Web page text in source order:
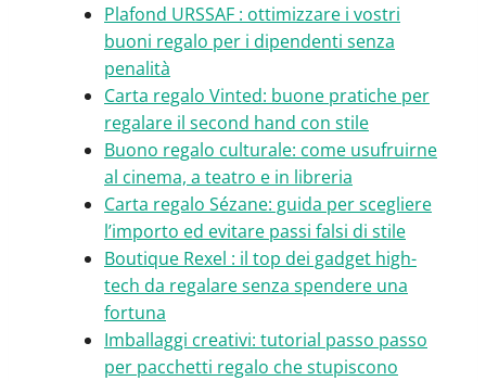
Plafond URSSAF : ottimizzare i vostri
buoni regalo per i dipendenti senza
penalità
Carta regalo Vinted: buone pratiche per
regalare il second hand con stile
Buono regalo culturale: come usufruirne
al cinema, a teatro e in libreria
Carta regalo Sézane: guida per scegliere
l’importo ed evitare passi falsi di stile
Boutique Rexel : il top dei gadget high-
tech da regalare senza spendere una
fortuna
Imballaggi creativi: tutorial passo passo
per pacchetti regalo che stupiscono